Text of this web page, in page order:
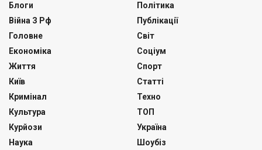
Блоги
Війна З Рф
Головне
Економіка
Життя
Київ
Кримінал
Культура
Курйози
Наука
Політика
Публікації
Світ
Соціум
Спорт
Статті
Техно
ТОП
Україна
Шоубіз